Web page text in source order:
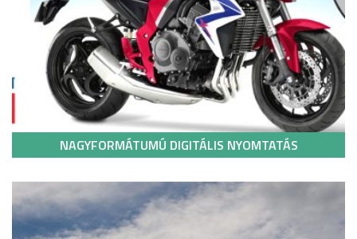
NAGYFORMÁTUMÚ DIGITÁLIS NYOMTATÁS